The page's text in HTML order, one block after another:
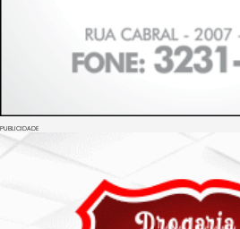
PUBLICIDADE